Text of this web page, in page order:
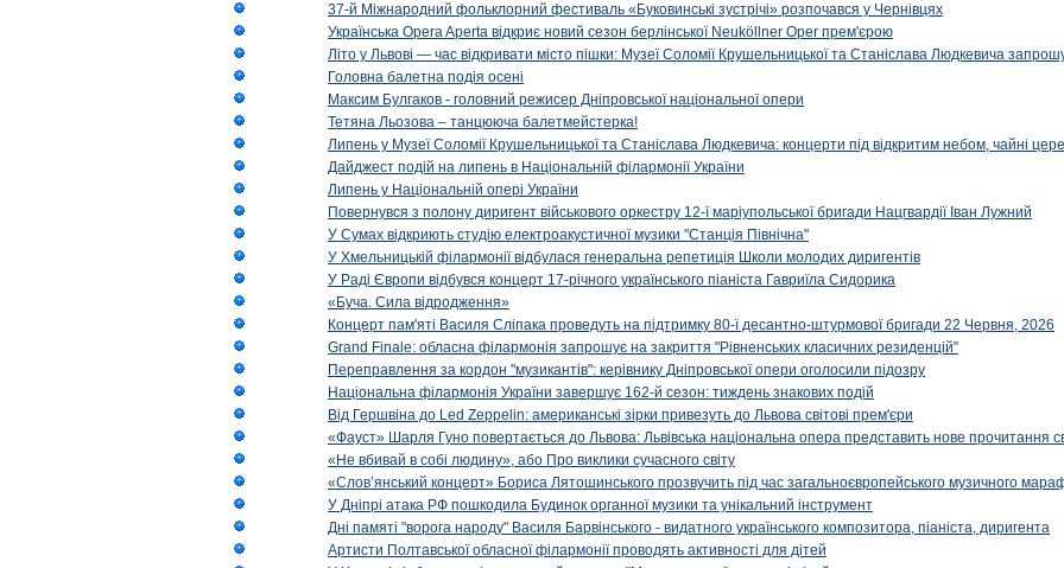
37-й Міжнародний фольклорний фестиваль «Буковинські зустрічі» розпочався у Чернівцях
Українська Opera Aperta відкриє новий сезон берлінської Neuköllner Oper прем'єрою
Літо у Львові — час відкривати місто пішки: Музеї Соломії Крушельницької та Станіслава Людкевича
Головна балетна подія осені
Максим Булгаков - головний режисер Дніпровської національної опери
Тетяна Льозова – танцююча балетмейстерка!
Липень у Музеї Соломії Крушельницької та Станіслава Людкевича: концерти під відкритим небом, чайні
Дайджест подій на липень в Національній філармонії України
Липень у Національній опері України
Повернувся з полону диригент військового оркестру 12-ї маріупольської бригади Нацгвардії Іван Лужний
У Сумах відкриють студію електроакустичної музики "Станція Північна"
У Хмельницькій філармонії відбулася генеральна репетиція Школи молодих диригентів
У Раді Європи відбувся концерт 17-річного українського піаніста Гавриїла Сидорика
«Буча. Сила відродження»
Концерт пам'яті Василя Сліпака проведуть на підтримку 80-ї десантно-штурмової бригади 22 Червня, 2026
Grand Finale: обласна філармонія запрошує на закриття "Рівненських класичних резиденцій"
Переправлення за кордон "музикантів": керівнику Дніпровської опери оголосили підозру
Національна філармонія України завершує 162-й сезон: тиждень знакових подій
Від Гершвіна до Led Zeppelin: американські зірки привезуть до Львова світові прем'єри
«Фауст» Шарля Гуно повертається до Львова: Львівська національна опера представить нове прочитання
«Не вбивай в собі людину», або Про виклики сучасного світу
«Слов’янський концерт» Бориса Лятошинського прозвучить під час загальноєвропейського музичного
У Дніпрі атака РФ пошкодила Будинок органної музики та унікальний інструмент
Дні памяті "ворога народу" Василя Барвінського - видатного українського композитора, піаніста, диригента
Артисти Полтавської обласної філармонії проводять активності для дітей